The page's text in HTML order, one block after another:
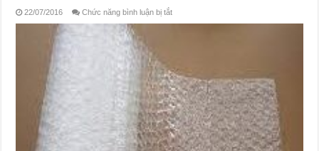
22/07/2016 Chức năng bình luận bị tắtở
va
đập
mẫu
mới
nhất